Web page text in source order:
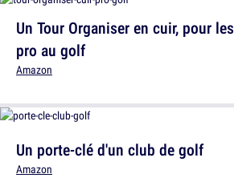
Un Tour Organiser en cuir, pour les
pro au golf
Amazon
Un porte-clé d'un club de golf
Amazon